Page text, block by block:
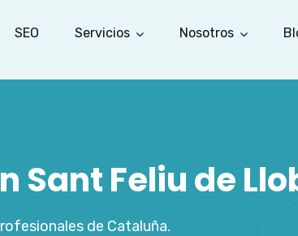
SEO Servicios Nosotros
Sant Feliu de
de Cataluña.